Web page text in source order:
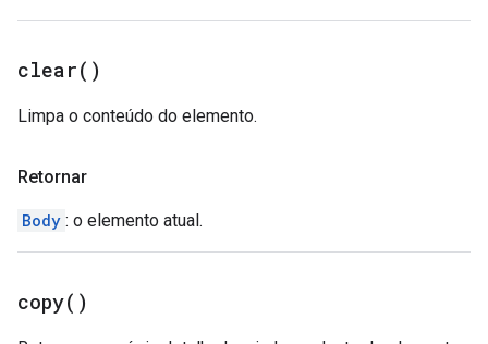
clear( )
Limpa o conteúdo do elemento.
Retornar
Body : o elemento atual.
copy( )